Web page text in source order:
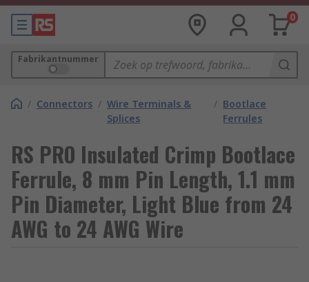
0
Fabrikantnummer
/ Connectors / Wire Terminals &
Splices
/ Bootlace
Ferrules
RS PRO Insulated Crimp Bootlace
Ferrule, 8 mm Pin Length, 1.1 mm
Pin Diameter, Light Blue from 24
AWG to 24 AWG Wire